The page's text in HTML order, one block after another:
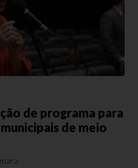
de programa para
de meio